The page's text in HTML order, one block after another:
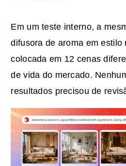
Em um teste interno, a
difusora de aroma em estilo
colocada em 12 cenas
de vida do mercado.
resultados precisou de